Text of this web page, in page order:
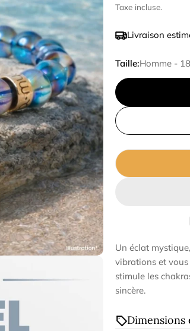
de
vente
régulier
Taxe incluse.
Livraison
Taille:Homme -
Un éclat
vibrations et
stimule les
sincère.
Dimensions